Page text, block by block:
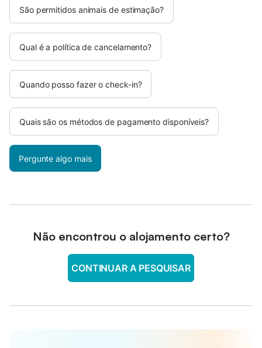
São permitidos animais de estimação?
Qual é a política de cancelamento?
Quando posso fazer o check-in?
Quais são os métodos de pagamento disponíveis?
Pergunte algo mais
Não encontrou o alojamento certo?
CONTINUAR A PESQUISAR